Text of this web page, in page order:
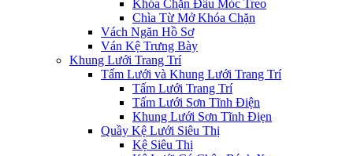
Khóa Chặn Đầu Móc Treo
Chìa Từ Mở Khóa Chặn
Vách Ngăn Hồ Sơ
Ván Kệ Trưng Bày
Khung Lưới Trang Trí
Tấm Lưới và Khung Lưới Trang Trí
Tấm Lưới Trang Trí
Tấm Lưới Sơn Tĩnh Điện
Khung Lưới Sơn Tĩnh Điẹn
Quầy Kệ Lưới Siêu Thị
Kệ Siêu Thị